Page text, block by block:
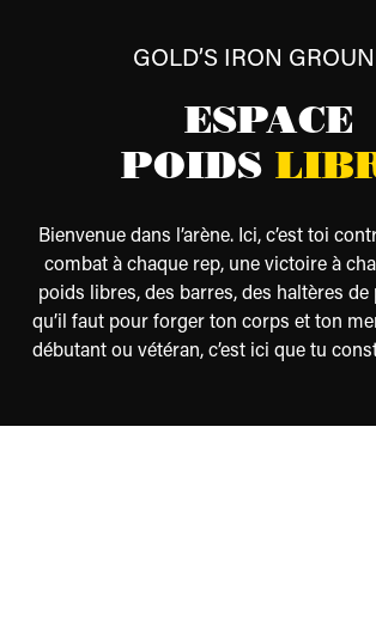
GOLD’S IRON
ESPACE
POIDS
Bienvenue dans l’arène. Ici, c’est toi
combat à chaque rep, une victoire à
poids libres, des barres, des haltères
qu’il faut pour forger ton corps et ton
débutant ou vétéran, c’est ici que tu